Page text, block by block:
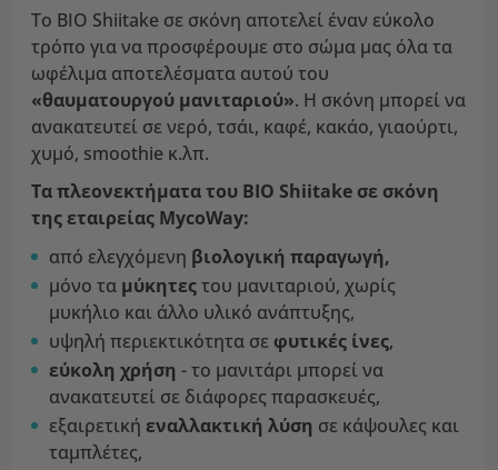
Το BIO Shiitake σε σκόνη αποτελεί έναν εύκολο
τρόπο για να προσφέρουμε στο σώμα μας όλα τα
ωφέλιμα αποτελέσματα αυτού του
«θαυματουργού μανιταριού». Η σκόνη μπορεί να
ανακατευτεί σε νερό, τσάι, καφέ, κακάο, γιαούρτι,
χυμό, smoothie κ.λπ.
Τα πλεονεκτήματα του BIO Shiitake σε σκόνη
της εταιρείας MycoWay:
από ελεγχόμενη βιολογική παραγωγή,
μόνο τα μύκητεςτου μανιταριού, χωρίς
μυκήλιο και άλλο υλικό ανάπτυξης,
υψηλή περιεκτικότητα σε φυτικές ίνες,
εύκολη χρήση - το μανιτάρι μπορεί να
ανακατευτεί σε διάφορες παρασκευές,
εξαιρετική εναλλακτική λύση σε κάψουλες και
ταμπλέτες,